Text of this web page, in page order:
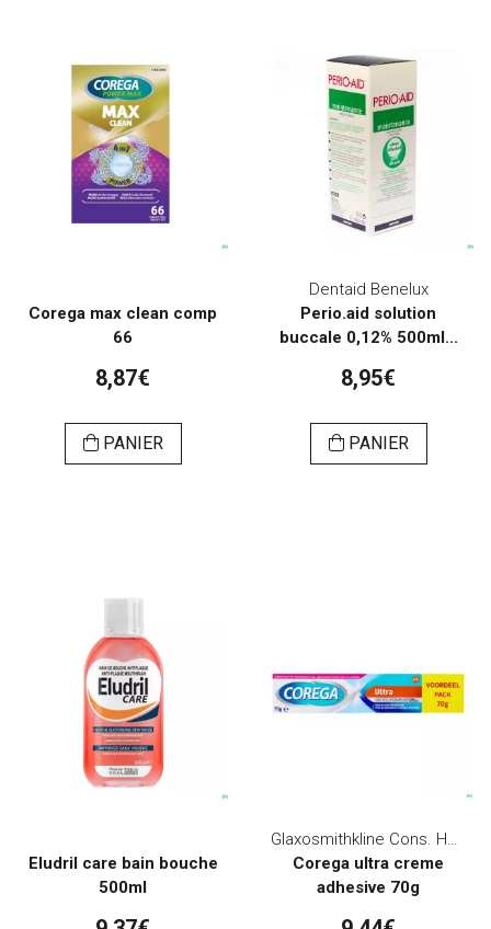
Corega max clean comp
66
8,87€
PANIER
Dentaid Benelux
Perio.aid solution
buccale 0,12% 500ml...
8,95€
PANIER
Eludril care bain bouche
500ml
Glaxosmithkline Cons. Healthcare
Corega ultra creme
adhesive 70g